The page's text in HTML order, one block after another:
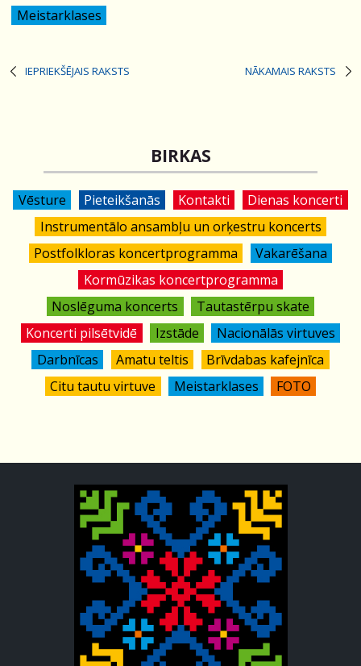
Meistarklases
IEPRIEKŠĒJAIS RAKSTS NĀKAMAIS RAKSTS
BIRKAS
Vēsture Pieteikšanās Kontakti
Dienas koncerti
Instrumentālo ansambļu un orķestru koncerts
Postfolkloras koncertprogramma
Vakarēšana
Kormūzikas koncertprogramma
Noslēguma koncerts
Tautastērpu skate
Koncerti pilsētvidē
Izstāde
Nacionālās virtuves
Darbnīcas
Amatu teltis
Brīvdabas kafejnīca
Citu tautu virtuve
Meistarklases FOTO